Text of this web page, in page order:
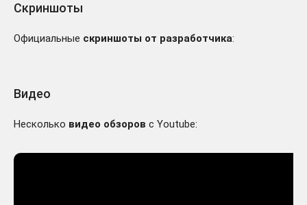
Скриншоты
Официальные скриншоты от разработчика:
Видео
Несколько видео обзоров с Youtube: